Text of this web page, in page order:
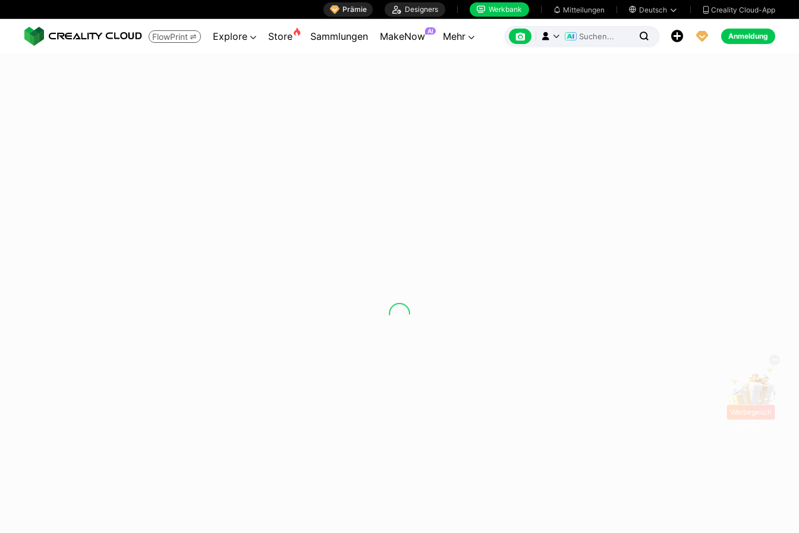
 Prämie  Designers  Werkbank  Mitteilungen  Deutsch   Creality Cloud-App
FlowPrint  Explore  Store Sammlungen MakeNow AI Mehr        Anmeldung
Werbegesch